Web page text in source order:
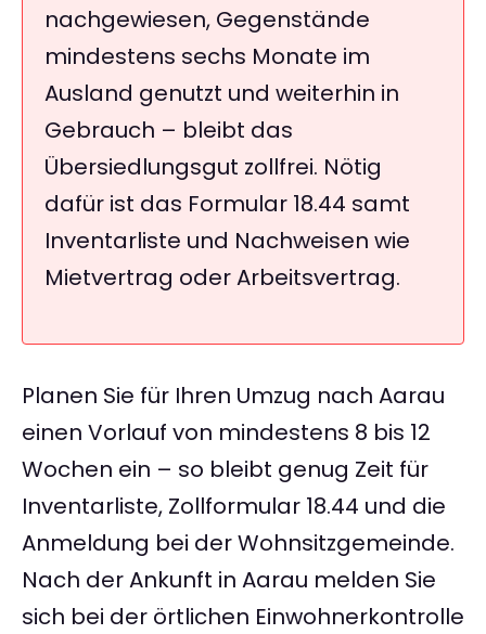
nachgewiesen, Gegenstände
mindestens sechs Monate im
Ausland genutzt und weiterhin in
Gebrauch – bleibt das
Übersiedlungsgut zollfrei. Nötig
dafür ist das Formular 18.44 samt
Inventarliste und Nachweisen wie
Mietvertrag oder Arbeitsvertrag.
Planen Sie für Ihren Umzug nach Aarau
einen Vorlauf von mindestens 8 bis 12
Wochen ein – so bleibt genug Zeit für
Inventarliste, Zollformular 18.44 und die
Anmeldung bei der Wohnsitzgemeinde.
Nach der Ankunft in Aarau melden Sie
sich bei der örtlichen Einwohnerkontrolle